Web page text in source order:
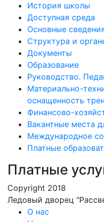
История школы
Доступная среда
Основные
Структура и
Документы
Образование
Руководство.
Материально-
оснащенность
Финансово-
Вакантные места
Международное
Платные
Платные
Copyright 2018
Ледовый дворец
О нас